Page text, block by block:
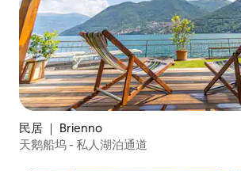
便。 Villa Pasta 别墅建于19世纪初，于
1830年由著名歌剧歌手Giuditta Pasta为几
位房客提供住宿空间。 在公园里建造了
FOL ：克莱利亚的工作室绘画，朱迪塔的
女儿，谁参加了布雷拉学院在米兰;咖啡
馆，一个小洞穴，在夏天凉爽;木制剧院，
朱迪塔练习唱歌。 这位著名哲学家的孙子
Wilhelm Locke船长在别墅前的湖区淹死在
他的妻子和其他客人面前。 后来，他的女
儿在他的记忆中竖立了一块墓碑。 在
民居 ｜ Brienno
天鹅船坞 - 私人湖泊通道